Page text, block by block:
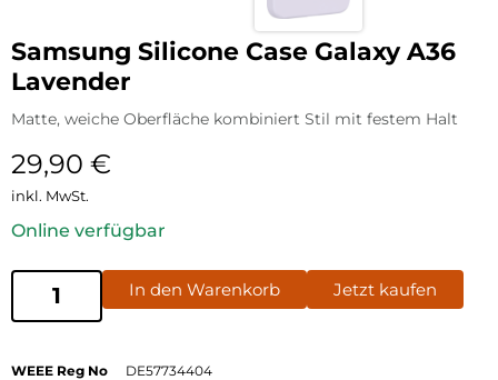
Samsung Silicone Case Galaxy A36
Lavender
Matte, weiche Oberfläche kombiniert Stil mit festem Halt
29,90 €
inkl. MwSt.
Online verfügbar
In den Warenkorb Jetzt kaufen
WEEE Reg No
DE57734404